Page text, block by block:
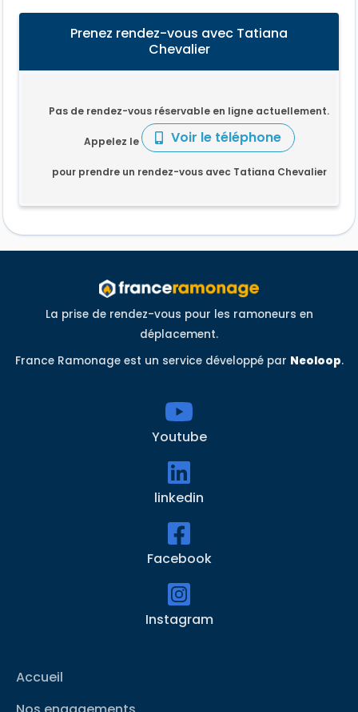
Prenez rendez-vous avec Tatiana
Chevalier
Pas de rendez-vous réservable en ligne actuellement.
Appelez le Voir le téléphone
pour prendre un rendez-vous avec Tatiana Chevalier
La prise de rendez-vous pour les ramoneurs en
déplacement.
France Ramonage est un service développé par Neoloop.
Youtube
linkedin
Facebook
Instagram
Accueil